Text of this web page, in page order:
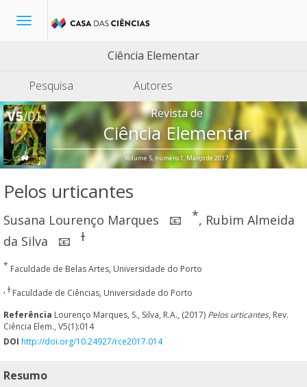
Toggle
Ciência Elementar
Pesquisa
Autores
Revista de
Ciência Elementar
Volume 5, número 1, Março de 2017
Pelos urticantes
Susana Lourenço Marques 📧 *, Rubim Almeida
da Silva
📧 ɫ
* Faculdade de Belas Artes, Universidade do Porto
, ɫ Faculdade de Ciências, Universidade do Porto
Referência Lourenço Marques, S., Silva, R.A., (2017) Pelos urticantes, Rev.
Ciência Elem., V5(1):014
DOI http://doi.org/10.24927/rce2017.014
Resumo